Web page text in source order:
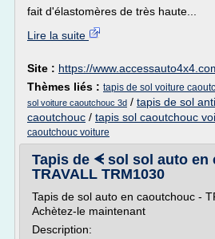
fait d'élastomères de très haute...
Lire la suite
Site : https://
Thèmes liés : tapis de sol voiture
sol voiture caoutchouc 3d / tapis de sol
caoutchouc / tapis sol caoutchouc
caoutchouc voiture
Tapis de ᗛ sol sol auto en
TRAVALL TRM1030
Tapis de sol auto en caoutchouc -
Achètez-le maintenant
Description: